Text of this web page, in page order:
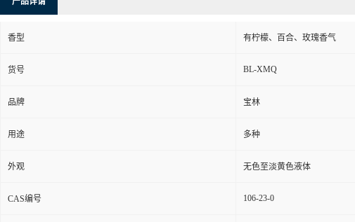
香型 有柠檬、百合、玫瑰香气
货号 BL-XMQ
品牌 宝林
用途 多种
外观 无色至淡黄色液体
CAS编号 106-23-0